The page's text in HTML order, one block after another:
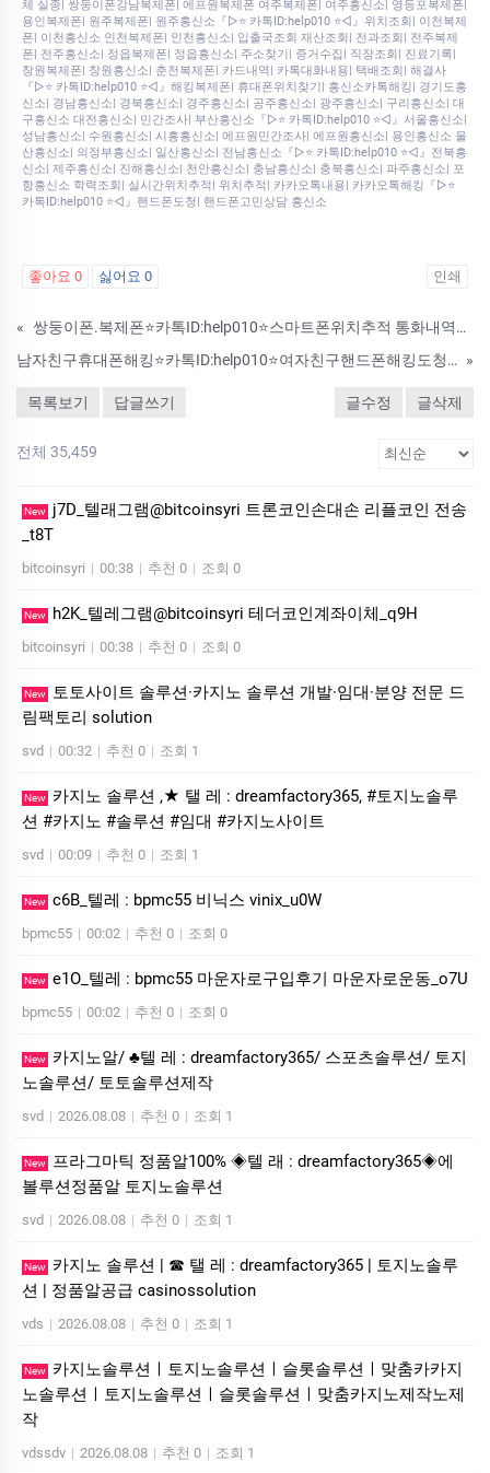
체 실종| 쌍둥이폰강남복제폰| 에프원복제폰 여주복제폰| 여주흥신소| 영등포복제폰|
용인복제폰| 원주복제폰| 원주흥신소『▷⭐ 카톡ID:help010 ⭐◁』위치조회| 이천복제
폰| 이천흥신소 인천복제폰| 인천흥신소| 입출국조회 재산조회| 전과조회| 전주복제
폰| 전주흥신소| 정읍복제폰| 정읍흥신소| 주소찾기| 증거수집| 직장조회| 진료기록|
창원복제폰| 창원흥신소| 춘천복제폰| 카드내역| 카톡대화내용| 택배조회| 해결사
『▷⭐ 카톡ID:help010 ⭐◁』해킹복제폰| 휴대폰위치찾기| 흥신소카톡해킹| 경기도흥
신소| 경남흥신소| 경북흥신소| 경주흥신소| 공주흥신소| 광주흥신소| 구리흥신소| 대
구흥신소 대전흥신소| 민간조사| 부산흥신소『▷⭐ 카톡ID:help010 ⭐◁』서울흥신소|
성남흥신소| 수원흥신소| 시흥흥신소| 에프원민간조사| 에프원흥신소| 용인흥신소 울
산흥신소| 의정부흥신소| 일산흥신소| 전남흥신소『▷⭐ 카톡ID:help010 ⭐◁』전북흥
신소| 제주흥신소| 진해흥신소| 천안흥신소| 충남흥신소| 충북흥신소| 파주흥신소| 포
항흥신소 학력조회| 실시간위치추적| 위치추적| 카카오톡내용| 카카오톡해킹『▷⭐
카톡ID:help010 ⭐◁』핸드폰도청| 핸드폰고민상담 흥신소
좋아요 0 싫어요 0 인쇄
«
쌍둥이폰.복제폰⭐카톡ID:help010⭐스마트폰위치추적 통화내역조회등정보확인하는방법
남자친구휴대폰해킹⭐카톡ID:help010⭐여자친구핸드폰해킹도청#휴대폰해킹업체#스마트폰해킹해드립니다 »
목록보기 답글쓰기 글수정 글삭제
전체 35,459
New
j7D_텔래그램@bitcoinsyri 트론코인손대손 리플코인 전송
_t8T
bitcoinsyri | 00:38 | 추천 0 | 조회 0
New h2K_텔레그램@bitcoinsyri 테더코인계좌이체_q9H
bitcoinsyri | 00:38 | 추천 0 | 조회 0
New
토토사이트 솔루션·카지노 솔루션 개발·임대·분양 전문 드
림팩토리 solution
svd | 00:32 | 추천 0 | 조회 1
New
카지노 솔루션 ,★ 탤 레 : dreamfactory365, #토지노솔루
션 #카지노 #솔루션 #임대 #카지노사이트
svd | 00:09 | 추천 0 | 조회 1
New c6B_텔레 : bpmc55 비닉스 vinix_u0W
bpmc55 | 00:02 | 추천 0 | 조회 0
New e1O_텔레 : bpmc55 마운자로구입후기 마운자로운동_o7U
bpmc55 | 00:02 | 추천 0 | 조회 0
New
카지노알/ ♣텔 레 : dreamfactory365/ 스포츠솔루션/ 토지
노솔루션/ 토토솔루션제작
svd | 2026.08.08 | 추천 0 | 조회 1
New
프라그마틱 정품알100% ◈텔 래 : dreamfactory365◈에
볼루션정품알 토지노솔루션
svd | 2026.08.08 | 추천 0 | 조회 1
New
카지노 솔루션 | ☎ 탤 레 : dreamfactory365 | 토지노솔루
션 | 정품알공급 casinossolution
vds | 2026.08.08 | 추천 0 | 조회 1
New
카지노솔루션ㅣ토지노솔루션ㅣ슬롯솔루션ㅣ맞춤카카지
노솔루션ㅣ토지노솔루션ㅣ슬롯솔루션ㅣ맞춤카지노제작노제
작
vdssdv | 2026.08.08 | 추천 0 | 조회 1